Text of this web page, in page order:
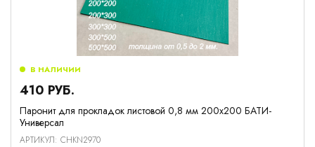
Паронит для прокладок листовой 0,8 мм 200х200 БАТИ-
Универсал
АРТИКУЛ: CHKN2970
В НАЛИЧИИ
410 РУБ.